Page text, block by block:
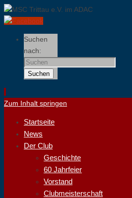
Suchen
nach:
Suchen
Zum Inhalt springen
Startseite
News
Der Club
Geschichte
60 Jahrfeier
Vorstand
Clubmeisterschaft